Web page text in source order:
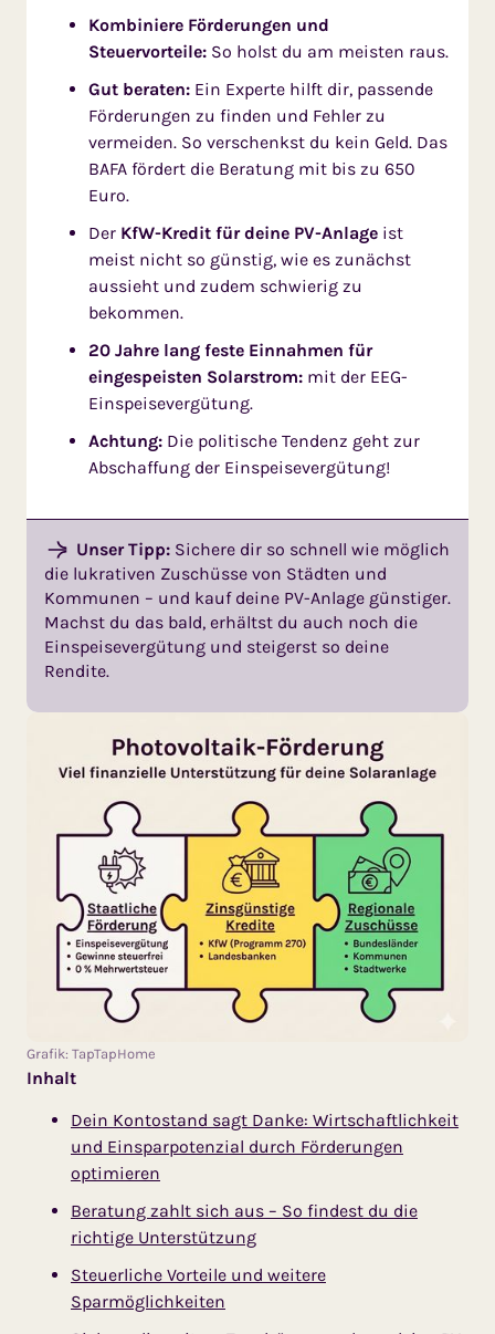
Kombiniere Förderungen und
Steuervorteile: So holst du am meisten raus.
Gut beraten: Ein Experte hilft dir, passende
Förderungen zu finden und Fehler zu
vermeiden. So verschenkst du kein Geld. Das
BAFA fördert die Beratung mit bis zu 650
Euro.
Der KfW-Kredit für deine PV-Anlage ist
meist nicht so günstig, wie es zunächst
aussieht und zudem schwierig zu
bekommen.
20 Jahre lang feste Einnahmen für
eingespeisten Solarstrom: mit der EEG-
Einspeisevergütung.
Achtung: Die politische Tendenz geht zur
Abschaffung der Einspeisevergütung!
Unser Tipp:Sichere dir so schnell wie möglich
die lukrativen Zuschüsse von Städten und
Kommunen – und kauf deine PV-Anlage günstiger.
Machst du das bald, erhältst du auch noch die
Einspeisevergütung und steigerst so deine
Rendite.
Grafik: TapTapHome
Inhalt
Dein Kontostand sagt Danke: Wirtschaftlichkeit
und Einsparpotenzial durch Förderungen
optimieren
Beratung zahlt sich aus – So findest du die
richtige Unterstützung
Steuerliche Vorteile und weitere
Sparmöglichkeiten